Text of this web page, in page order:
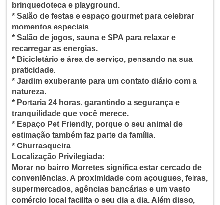
brinquedoteca e playground.
* Salão de festas e espaço gourmet para celebrar
momentos especiais.
* Salão de jogos, sauna e SPA para relaxar e
recarregar as energias.
* Bicicletário e área de serviço, pensando na sua
praticidade.
* Jardim exuberante para um contato diário com a
natureza.
* Portaria 24 horas, garantindo a segurança e
tranquilidade que você merece.
* Espaço Pet Friendly, porque o seu animal de
estimação também faz parte da família.
* Churrasqueira
Localização Privilegiada:
Morar no bairro Morretes significa estar cercado de
conveniências. A proximidade com açougues, feiras,
supermercados, agências bancárias e um vasto
comércio local facilita o seu dia a dia. Além disso,